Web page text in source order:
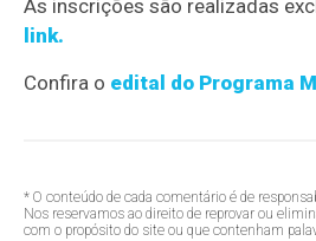
As inscrições são realizadas
link.
Confira o edital do Programa
* O conteúdo de cada comentário é de
Nos reservamos ao direito de reprovar ou
com o propósito do site ou que contenham